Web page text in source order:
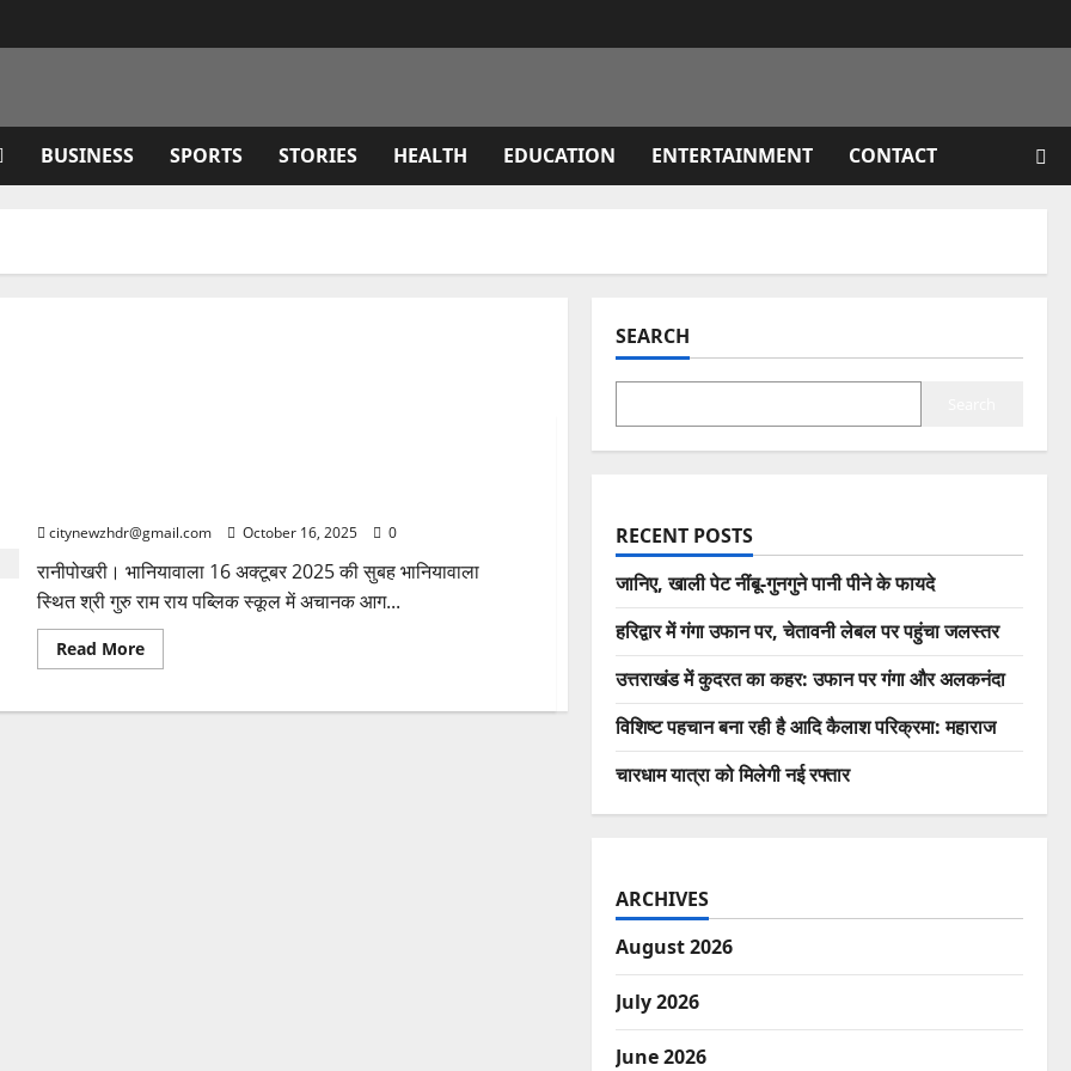
BUSINESS SPORTS STORIES HEALTH EDUCATION ENTERTAINMENT CONTACT
citynewzhdr@gmail.com October 16, 2025 0
रानीपोखरी। भानियावाला 16 अक्टूबर 2025 की सुबह भानियावाला
स्थित श्री गुरु राम राय पब्लिक स्कूल में अचानक आग...
Read MoreRead
more
सुबह
SEARCH
RECENT POSTS
जानिए, खाली पेट नींबू-गुनगुने पानी पीने के फायदे
हरिद्वार में गंगा उफान पर, चेतावनी लेबल पर पहुंचा जलस्तर
उत्तराखंड में कुदरत का कहर: उफान पर गंगा और अलकनंदा
विशिष्ट पहचान बना रही है आदि कैलाश परिक्रमा: महाराज
चारधाम यात्रा को मिलेगी नई रफ्तार
ARCHIVES
August 2026
July 2026
June 2026